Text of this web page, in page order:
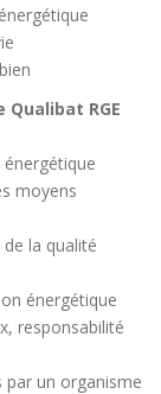
RGE
moyens
la qualité
énergétique
responsabilité
un organisme